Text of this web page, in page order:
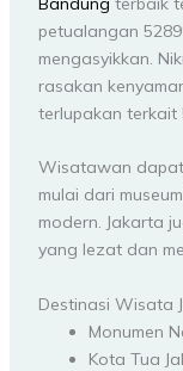
petualangan
mengasyikkan.
rasakan
terlupakan terkait
Wisatawan
mulai dari
modern. Jakarta
yang lezat dan
Destinasi Wisata
Monumen
Kota Tua